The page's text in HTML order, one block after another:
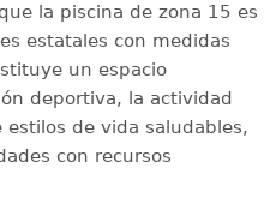
la piscina de zona 15 es
estatales con medidas
un espacio
deportiva, la actividad
de vida saludables,
con recursos